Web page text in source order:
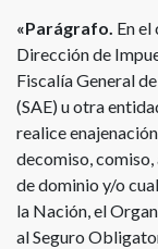
«Parágrafo. En
Dirección de
Fiscalía General
(SAE) u otra
realice
decomiso,
de dominio y/o
la Nación, el
al Seguro